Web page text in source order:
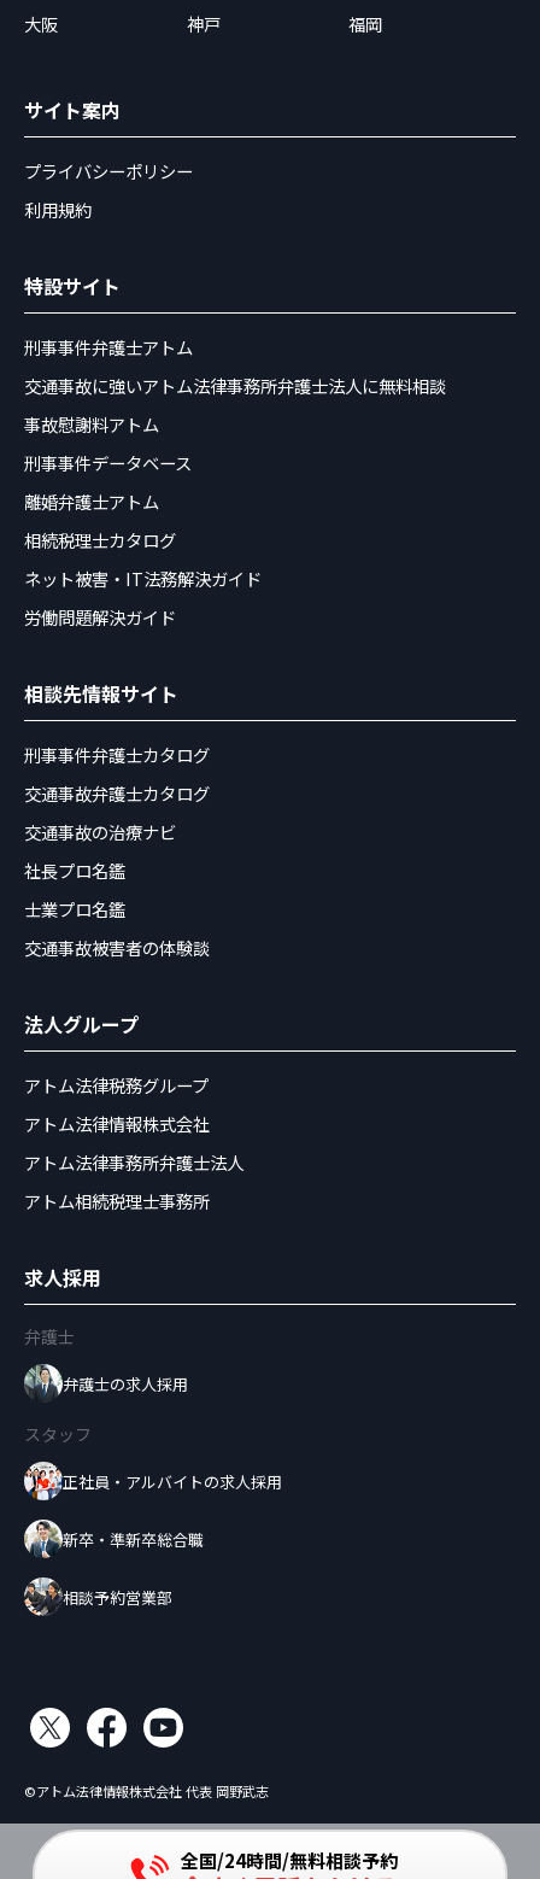
大阪
神戸 福岡
サイト案内
プライバシーポリシー
利用規約
特設サイト
刑事事件弁護士アトム
交通事故に強いアトム法律事務所弁護士法人に無料相談
事故慰謝料アトム
刑事事件データベース
離婚弁護士アトム
相続税理士カタログ
ネット被害・IT法務解決ガイド
労働問題解決ガイド
相談先情報サイト
刑事事件弁護士カタログ
交通事故弁護士カタログ
交通事故の治療ナビ
社長プロ名鑑
士業プロ名鑑
交通事故被害者の体験談
法人グループ
アトム法律税務グループ
アトム法律情報株式会社
アトム法律事務所弁護士法人
アトム相続税理士事務所
求人採用
弁護士
弁護士の求人採用
スタッフ
正社員・アルバイトの求人採用
新卒・準新卒総合職
相談予約営業部
©アトム法律情報株式会社 代表 岡野武志
全国/24時間/無料相談予約